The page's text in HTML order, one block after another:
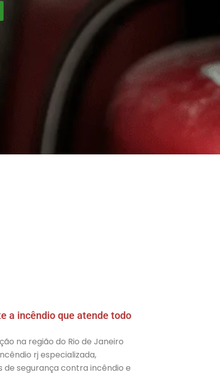
a incêndio que atende todo
na região do Rio de Janeiro
rj especializada,
segurança contra incêndio e